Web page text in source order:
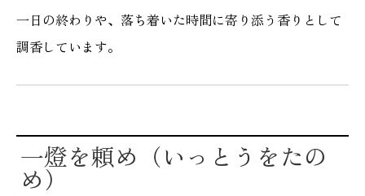
一日の終わりや、落ち着いた時間に寄り添う香りとして
調香しています。
一燈を頼め（いっとうをたの
め）